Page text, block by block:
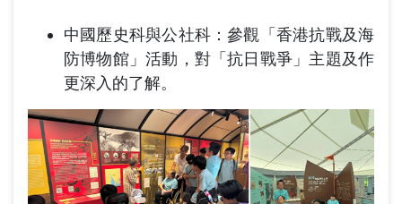
中國歷史科與公社科：參觀「香港抗戰及海
防博物館」活動，對「抗日戰爭」主題及作
更深入的了解。